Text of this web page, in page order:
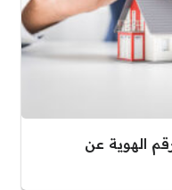
الهوية عن